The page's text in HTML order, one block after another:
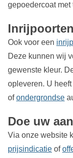
gepoedercoat
Inrijpoorten
Ook voor een
Deze kunnen wij
gewenste kleur.
opleveren. U
ofondergrondse
Doe uw
Via onze website
prijsindicatie of